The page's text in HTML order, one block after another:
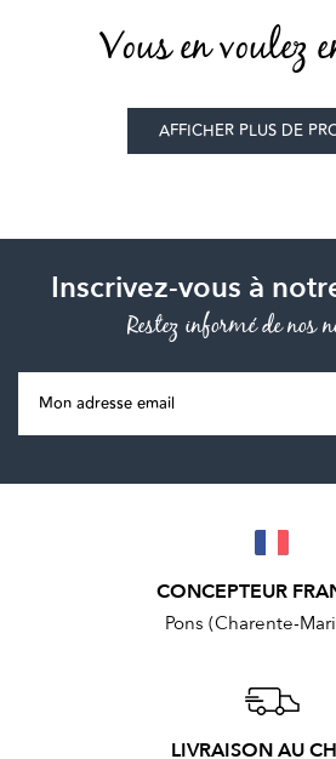
Vous en voulez
AFFICHER PLUS DE
Inscrivez-vous à
Restez informé de nos
CONCEPTEUR
Pons (Charente-
LIVRAISON AU